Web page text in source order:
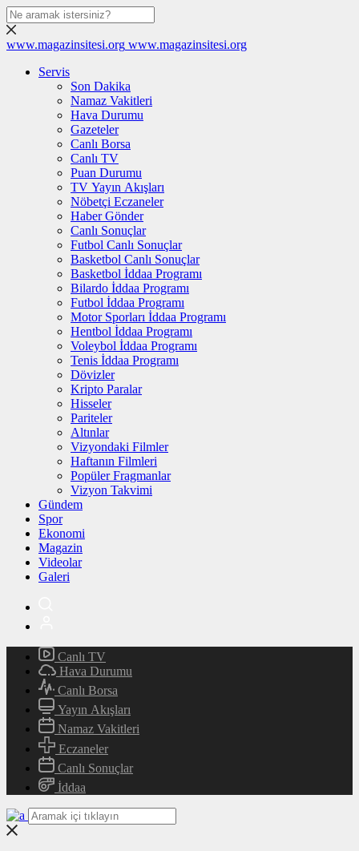
www.magazinsitesi.org www.magazinsitesi.org
Servis
Son Dakika
Namaz Vakitleri
Hava Durumu
Gazeteler
Canlı Borsa
Canlı TV
Puan Durumu
TV Yayın Akışları
Nöbetçi Eczaneler
Haber Gönder
Canlı Sonuçlar
Futbol Canlı Sonuçlar
Basketbol Canlı Sonuçlar
Basketbol İddaa Programı
Bilardo İddaa Programı
Futbol İddaa Programı
Motor Sporları İddaa Programı
Hentbol İddaa Programı
Voleybol İddaa Programı
Tenis İddaa Programı
Dövizler
Kripto Paralar
Hisseler
Pariteler
Altınlar
Vizyondaki Filmler
Haftanın Filmleri
Popüler Fragmanlar
Vizyon Takvimi
Gündem
Spor
Ekonomi
Magazin
Videolar
Galeri
Canlı TV
Hava Durumu
Canlı Borsa
Yayın Akışları
Namaz Vakitleri
Eczaneler
Canlı Sonuçlar
İddaa